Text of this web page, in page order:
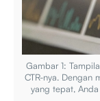
Gambar 1:
CTR-nya. Dengan
yang tepat,